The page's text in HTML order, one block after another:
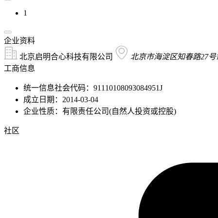
1
企业资料
北京启明合心科技有限公司
北京市海淀区知春路27号
工商信息
统一信息社会代码：91110108093084951J
成立日期：2014-03-04
企业性质：有限责任公司(自然人投资或控股)
社区